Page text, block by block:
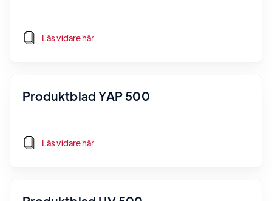
Läs vidare här
Produktblad YAP 500
Läs vidare här